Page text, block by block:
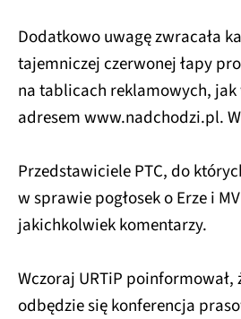
Dodatkowo uwagę zwracała
tajemniczej czerwonej łapy
na tablicach reklamowych,
adresem www.nadchodzi.pl.
Przedstawiciele PTC, do
w sprawie pogłosek o Erze i
jakichkolwiek komentarzy.
Wczoraj URTiP poinformował,
odbędzie się konferencja